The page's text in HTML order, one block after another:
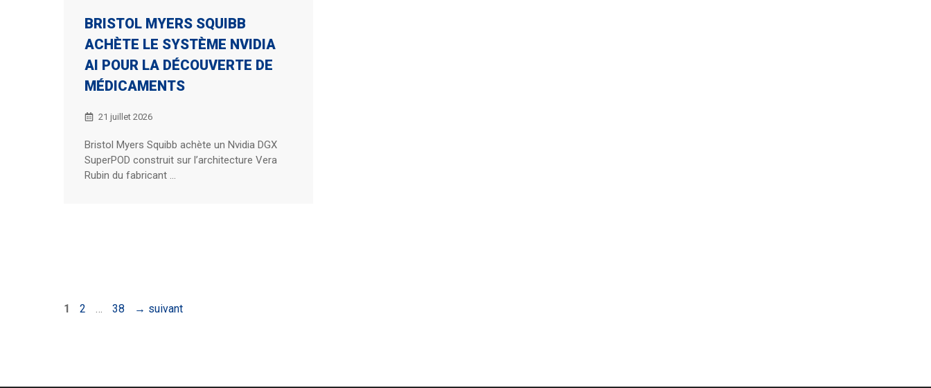
BRISTOL MYERS SQUIBB
ACHÈTE LE SYSTÈME NVIDIA
AI POUR LA DÉCOUVERTE DE
MÉDICAMENTS
21 juillet 2026
Bristol Myers Squibb achète un Nvidia DGX
SuperPOD construit sur l’architecture Vera
Rubin du fabricant ...
Page
1 Page
2 Page
38 → suivant